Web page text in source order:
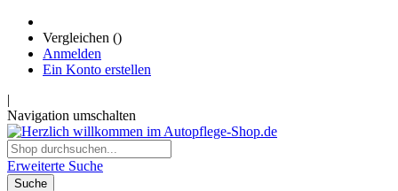
Vergleichen ()
Anmelden
Ein Konto erstellen
|
Navigation umschalten
Erweiterte Suche
Suche